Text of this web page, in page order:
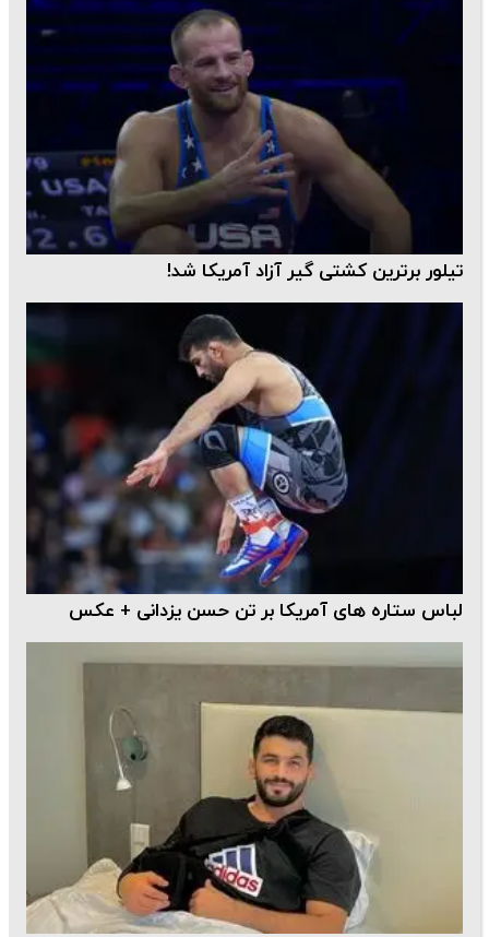
تیلور برترین کشتی گیر آزاد آمریکا شد!
لباس ستاره‌ های آمریکا بر تن حسن یزدانی + عکس